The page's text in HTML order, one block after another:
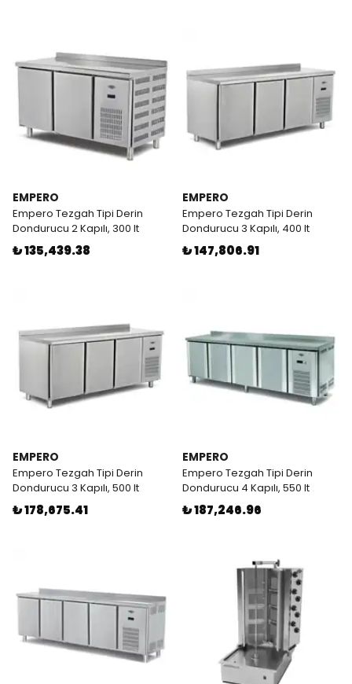
EMPERO
Empero Tezgah Tipi Derin
Dondurucu 2 Kapılı, 300 lt
₺ 135,439.38
EMPERO
Empero Tezgah Tipi Derin
Dondurucu 3 Kapılı, 400 lt
₺ 147,806.91
EMPERO
Empero Tezgah Tipi Derin
Dondurucu 3 Kapılı, 500 lt
₺ 178,675.41
EMPERO
Empero Tezgah Tipi Derin
Dondurucu 4 Kapılı, 550 lt
₺ 187,246.96